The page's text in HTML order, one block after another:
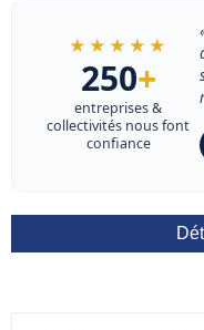
★★★★★
250+
entreprises &
collectivités nous font
confiance